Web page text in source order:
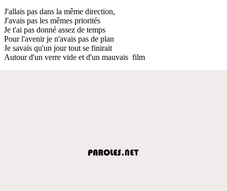
J'allais pas dans la même direction,
J'avais pas les mêmes priorités
Je t'ai pas donné assez de temps
Pour l'avenir je n'avais pas de plan
Je savais qu'un jour tout se finirait
Autour d'un verre vide et d'un mauvais film